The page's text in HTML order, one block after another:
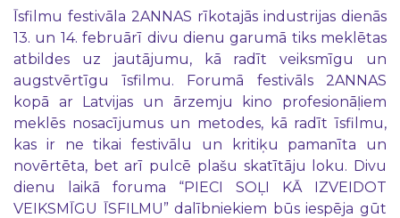
Īsfilmu festivāla 2ANNAS rīkotajās industrijas dienās
13. un 14. februārī divu dienu garumā tiks meklētas
atbildes uz jautājumu, kā radīt veiksmīgu un
augstvērtīgu īsfilmu. Forumā festivāls 2ANNAS
kopā ar Latvijas un ārzemju kino profesionāļiem
meklēs nosacījumus un metodes, kā radīt īsfilmu,
kas ir ne tikai festivālu un kritiķu pamanīta un
novērtēta, bet arī pulcē plašu skatītāju loku. Divu
dienu laikā foruma “PIECI SOĻI KĀ IZVEIDOT
VEIKSMĪGU ĪSFILMU” dalībniekiem būs iespēja gūt